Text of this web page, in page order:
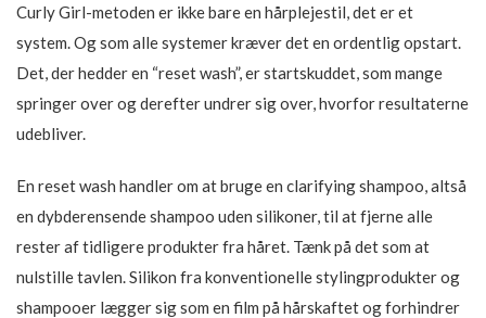
Curly Girl-metoden er ikke bare en hårplejestil, det er et
system. Og som alle systemer kræver det en ordentlig opstart.
Det, der hedder en “reset wash”, er startskuddet, som mange
springer over og derefter undrer sig over, hvorfor resultaterne
udebliver.
En reset wash handler om at bruge en clarifying shampoo, altså
en dybderensende shampoo uden silikoner, til at fjerne alle
rester af tidligere produkter fra håret. Tænk på det som at
nulstille tavlen. Silikon fra konventionelle stylingprodukter og
shampooer lægger sig som en film på hårskaftet og forhindrer